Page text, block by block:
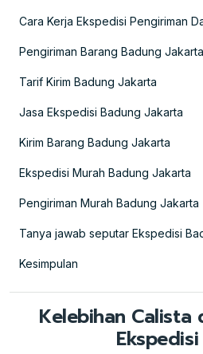
Cara Kerja Ekspedisi Pengiriman
Pengiriman Barang Badung Jakarta
Tarif Kirim Badung Jakarta
Jasa Ekspedisi Badung Jakarta
Kirim Barang Badung Jakarta
Ekspedisi Murah Badung Jakarta
Pengiriman Murah Badung Jakarta
Tanya jawab seputar Ekspedisi
Kesimpulan
Kelebihan Calista